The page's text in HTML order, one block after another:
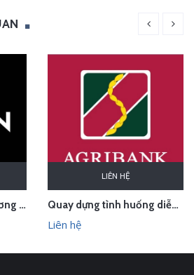
Thu âm quảng cáo chương trình lễ hội cho Owen Bắc Giang
LIÊN HỆ
Quay dựng tình huống diễn tập phòng chống cướp ngân hàng
Liên hệ